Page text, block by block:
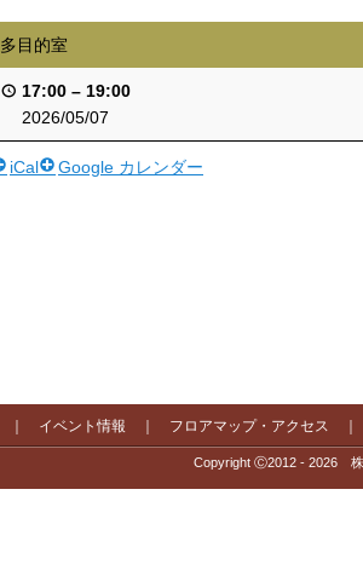
多目的室
17:00 – 19:00
2026/05/07
iCal Google カレンダー
イベント情報 フロアマップ・アクセス
Copyright Ⓒ2012 - 2026 株